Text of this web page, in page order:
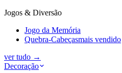
Jogos & Diversão
Jogo da Memória
Quebra-Cabeçasmais vendido
ver tudo →
Decoração